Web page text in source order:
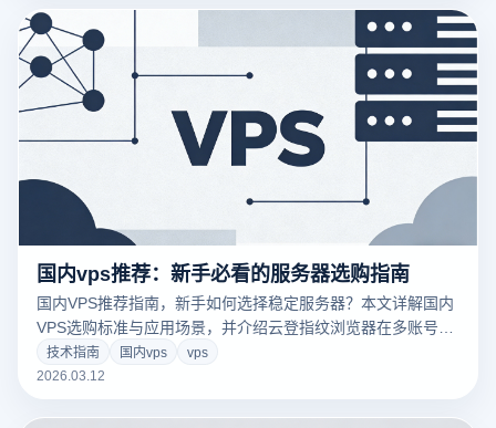
国内vps推荐：新手必看的服务器选购指南
国内VPS推荐指南，新手如何选择稳定服务器？本文详解国内
VPS选购标准与应用场景，并介绍云登指纹浏览器在多账号管
理与安全环境搭建中的实用技巧。
技术指南 国内vps
vps
2026.03.12